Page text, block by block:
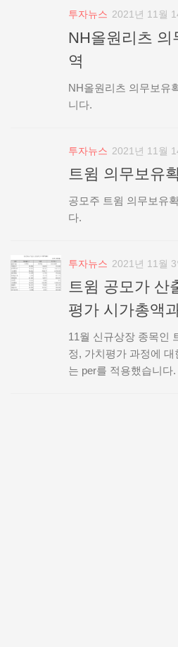
투자뉴스 2021년 11월
NH올원리츠 의
역
NH올원리츠 의무보유
니다.
투자뉴스 2021년 11월
트윔 의무보유
공모주 트윔 의무보유
다.
투자뉴스 2021년 11월 3
트윔 공모가 산
평가 시가총액
11월 신규상장 종목인
정, 가치평가 과정에
는 per를 적용했습니다.